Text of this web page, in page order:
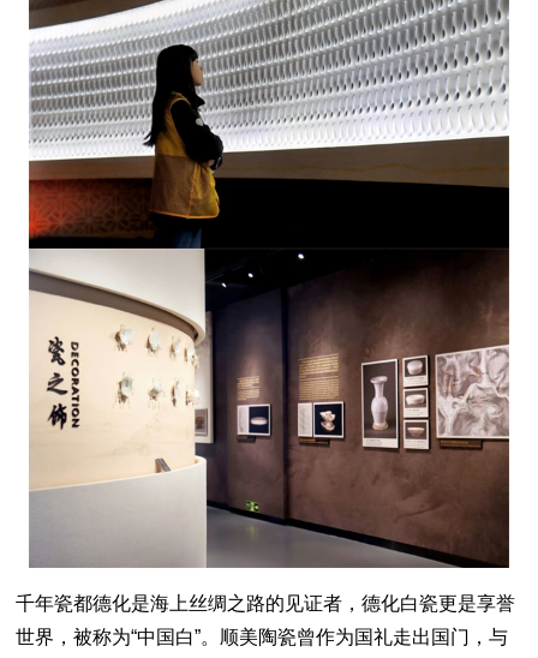
千年瓷都德化是海上丝绸之路的见证者，德化白瓷更是享誉
世界，被称为“中国白”。顺美陶瓷曾作为国礼走出国门，与